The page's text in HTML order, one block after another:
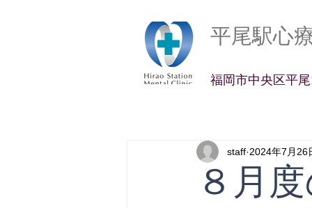
平尾駅心
福岡市中央区平
８月
staff 2024年7月26